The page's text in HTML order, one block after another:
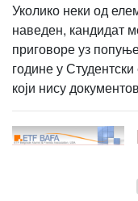
Уколико неки од
наведен, кандидат
приговоре уз
године у
који нису